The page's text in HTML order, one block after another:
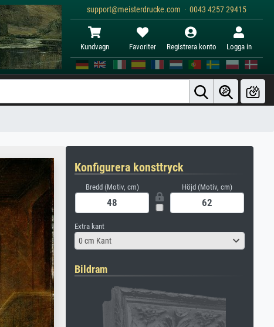
support@meisterdrucke.com · 0043 4257 29415
Kundvagn Favoriter Registrera konto Logga in
Konfigurera konsttryck
Bredd (Motiv, cm) Höjd (Motiv, cm)
Extra kant
0 cm Kant
Bildram